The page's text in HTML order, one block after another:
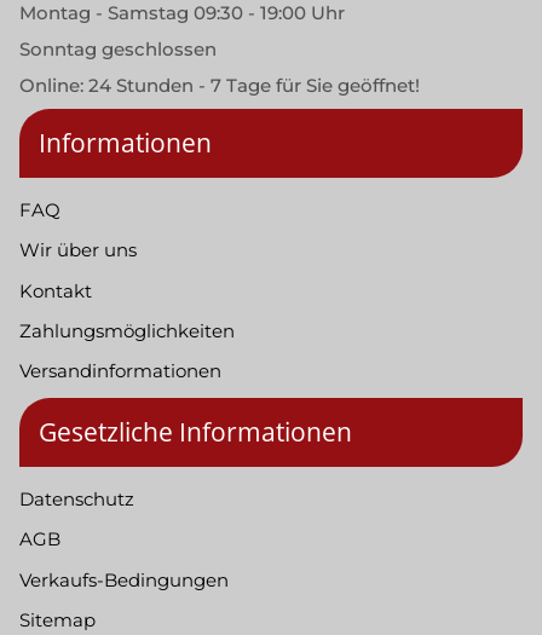
Montag - Samstag 09:30 - 19:00 Uhr
Sonntag geschlossen
Online: 24 Stunden - 7 Tage für Sie geöffnet!
Informationen
FAQ
Wir über uns
Kontakt
Zahlungsmöglichkeiten
Versandinformationen
Gesetzliche Informationen
Datenschutz
AGB
Verkaufs-Bedingungen
Sitemap